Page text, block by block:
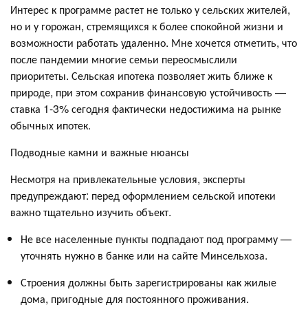
Интерес к программе растет не только у сельских жителей,
но и у горожан, стремящихся к более спокойной жизни и
возможности работать удаленно. Мне хочется отметить, что
после пандемии многие семьи переосмыслили
приоритеты. Сельская ипотека позволяет жить ближе к
природе, при этом сохранив финансовую устойчивость —
ставка 1-3% сегодня фактически недостижима на рынке
обычных ипотек.
Подводные камни и важные нюансы
Несмотря на привлекательные условия, эксперты
предупреждают: перед оформлением сельской ипотеки
важно тщательно изучить объект.
Не все населенные пункты подпадают под программу —
уточнять нужно в банке или на сайте Минсельхоза.
Строения должны быть зарегистрированы как жилые
дома, пригодные для постоянного проживания.